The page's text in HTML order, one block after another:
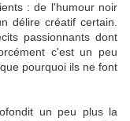
: de l'humour noir
délire créatif certain.
passionnants dont
c'est un peu
pourquoi ils ne font
un peu plus la